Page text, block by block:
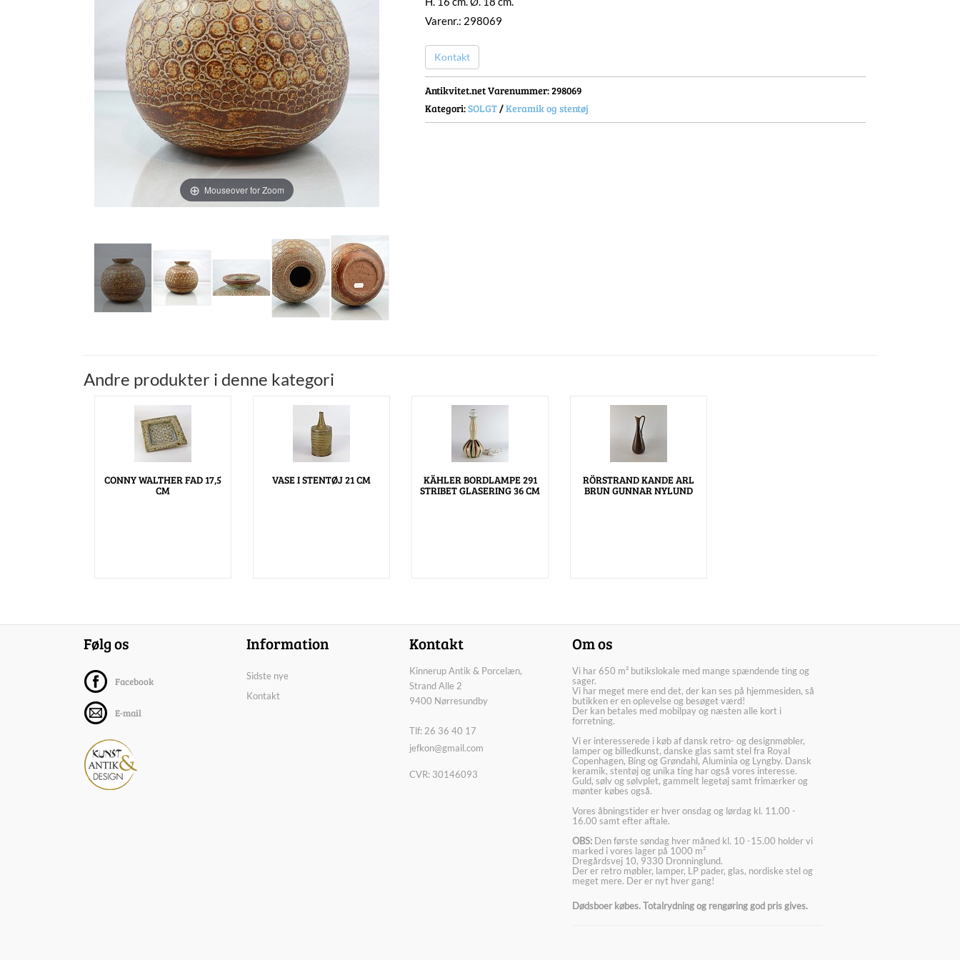
Mouseover for Zoom
Varenr.: 298069
Kontakt
Antikvitet.net Varenummer: 298069
Kategori:SOLGT/Keramik og stentøj
Andre produkter i denne kategori
CONNY WALTHER FAD 17,5
CM
VASE I STENTØJ 21 CM KÄHLER BORDLAMPE 291
STRIBET GLASERING 36 CM
RÖRSTRAND KANDE ARL
BRUN GUNNAR NYLUND
Følg os
Facebook
E-mail
Information
Sidste nye
Kontakt
Kontakt
Kinnerup Antik & Porcelæn,
Strand Alle 2
9400 Nørresundby
Tlf: 26 36 40 17
jefkon@gmail.com
CVR: 30146093
Om os
Vi har 650 m² butikslokale med mange spændende ting og
sager.
Vi har meget mere end det, der kan ses på hjemmesiden, så
butikken er en oplevelse og besøget værd!
Der kan betales med mobilpay og næsten alle kort i
forretning.
Vi er interesserede i køb af dansk retro- og designmøbler,
lamper og billedkunst, danske glas samt stel fra Royal
Copenhagen, Bing og Grøndahl, Aluminia og Lyngby. Dansk
keramik, stentøj og unika ting har også vores interesse.
Guld, sølv og sølvplet, gammelt legetøj samt frimærker og
mønter købes også.
Vores åbningstider er hver onsdag og lørdag kl. 11.00 -
16.00 samt efter aftale.
OBS: Den første søndag hver måned kl. 10 -15.00 holder vi
marked i vores lager på 1000 m²
Dregårdsvej 10, 9330 Dronninglund.
Der er retro møbler, lamper, LP pader, glas, nordiske stel og
meget mere. Der er nyt hver gang!
Dødsboer købes. Totalrydning og rengøring god pris gives.